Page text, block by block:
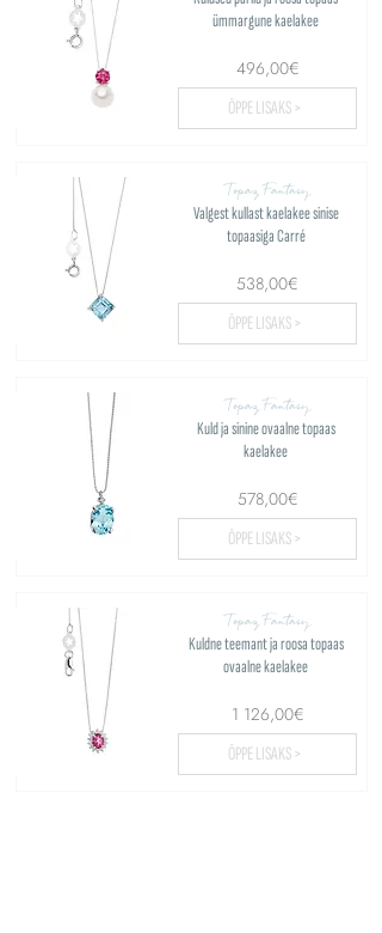
ümmargune kaelakee
496,00€
ÕPPE LISAKS >
Topaz Fantasy
Valgest kullast kaelakee sinise
topaasiga Carré
538,00€
ÕPPE LISAKS >
Topaz Fantasy
Kuld ja sinine ovaalne topaas
kaelakee
578,00€
ÕPPE LISAKS >
Topaz Fantasy
Kuldne teemant ja roosa topaas
ovaalne kaelakee
1 126,00€
ÕPPE LISAKS >